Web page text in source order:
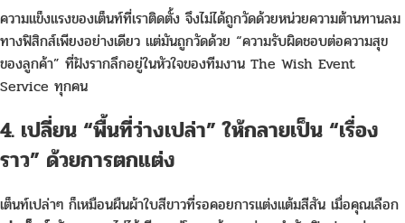
ความแข็งแรงของเต็นท์ที่เราติดตั้ง จึงไม่ได้ถูกวัดด้วยหน่วยความต้านทานลม
ทางฟิสิกส์เพียงอย่างเดียว แต่มันถูกวัดด้วย “ความรับผิดชอบต่อความสุข
ของลูกค้า” ที่ฝังรากลึกอยู่ในหัวใจของทีมงาน The Wish Event
Service ทุกคน
4. เปลี่ยน “พื้นที่ว่างเปล่า” ให้กลายเป็น “เรื่อง
ราว” ด้วยการตกแต่ง
เต็นท์เปล่าๆ ก็เหมือนผืนผ้าใบสีขาวที่รอคอยการแต่งแต้มสีสัน เมื่อคุณเลือก